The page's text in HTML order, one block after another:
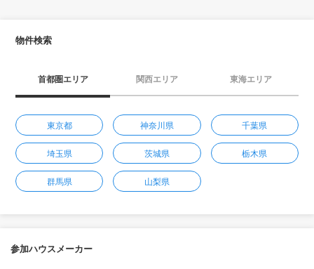
物件検索
首都圏エリア 関西エリア 東海エリア
東京都 神奈川県 千葉県
埼玉県 茨城県 栃木県
群馬県 山梨県
参加ハウスメーカー